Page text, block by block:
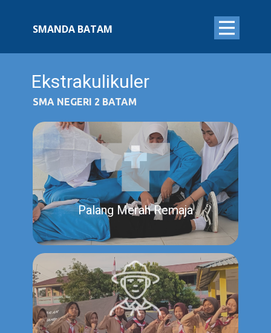
SMANDA BATAM
Ekstrakulikuler
SMA NEGERI 2 BATAM
Palang Merah Remaja